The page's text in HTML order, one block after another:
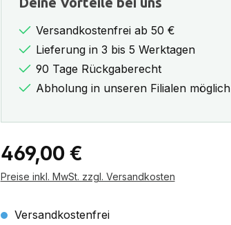
Versandkostenfrei ab 50 €
Lieferung in 3 bis 5 Werktagen
90 Tage Rückgaberecht
Abholung in unseren Filialen möglich
Regulärer Preis:
469,00 €
Preise inkl. MwSt. zzgl. Versandkosten
Versandkostenfrei